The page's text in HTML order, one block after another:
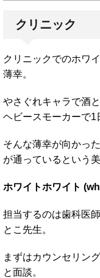
クリニック
クリニックでのホワ
薄幸。
やさぐれキャラで酒
ヘビースモーカーで1
そんな薄幸が向かっ
が通っているという
ホワイトホワイト
担当するのは歯科医
とこ先生。
まずはカウンセリン
と面談。